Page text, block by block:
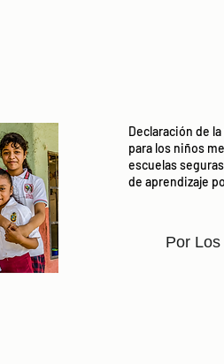
Declaración de
para los niños
escuelas
de aprendizaje
Por